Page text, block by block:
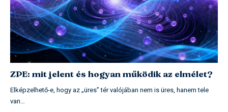
ZPE: mit jelent és hogyan működik az elmélet?
Elképzelhető-e, hogy az „üres” tér valójában nem is üres, hanem tele
van…